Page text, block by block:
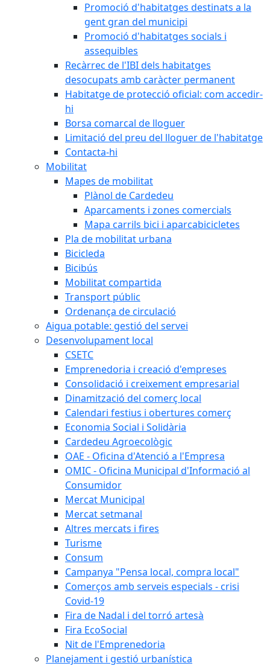
Promoció d'habitatges destinats a la
gent gran del municipi
Promoció d'habitatges socials i
assequibles
Recàrrec de l'IBI dels habitatges
desocupats amb caràcter permanent
Habitatge de protecció oficial: com accedir-
hi
Borsa comarcal de lloguer
Limitació del preu del lloguer de l'habitatge
Contacta-hi
Mobilitat
Mapes de mobilitat
Plànol de Cardedeu
Aparcaments i zones comercials
Mapa carrils bici i aparcabicicletes
Pla de mobilitat urbana
Bicicleda
Bicibús
Mobilitat compartida
Transport públic
Ordenança de circulació
Aigua potable: gestió del servei
Desenvolupament local
CSETC
Emprenedoria i creació d'empreses
Consolidació i creixement empresarial
Dinamització del comerç local
Calendari festius i obertures comerç
Economia Social i Solidària
Cardedeu Agroecològic
OAE - Oficina d'Atenció a l'Empresa
OMIC - Oficina Municipal d'Informació al
Consumidor
Mercat Municipal
Mercat setmanal
Altres mercats i fires
Turisme
Consum
Campanya "Pensa local, compra local"
Comerços amb serveis especials - crisi
Covid-19
Fira de Nadal i del torró artesà
Fira EcoSocial
Nit de l'Emprenedoria
Planejament i gestió urbanística